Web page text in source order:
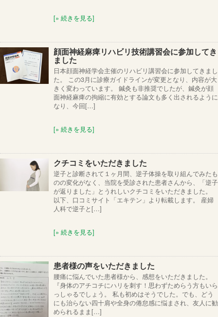
[» 続きを見る]
顔面神経麻痺リハビリ技術講習会に参加してき
ました
日本顔面神経学会主催のリハビリ講習会に参加してきまし
た。 この3月に診療ガイドラインが変更となり、内容が大
きく変わっています。 鍼灸も非推奨でしたが、鍼灸が顔
面神経麻痺の拘縮に有効とする論文も多く出されるように
なり、今回[…]
[» 続きを見る]
クチコミをいただきました
逆子と診断されて１ヶ月間、逆子体操を取り組んでみたも
のの変化がなく、当院を受診された患者さんから、「逆子
が返りました」とうれしいクチコミをいただきました。
以下、口コミサイト「エキテン」より転載します。 産婦
人科で逆子と[…]
[» 続きを見る]
患者様の声をいただきました
腰痛に悩んでいた患者様から、感想をいただきました。
『身体のアチコチにハリを刺す！思わずためらう方もいら
っしゃるでしょう。 私も初めはそうでした。でも、どう
にも治らない四十肩や全身の倦怠感に悩まされ、友人に勧
められるまま[…]